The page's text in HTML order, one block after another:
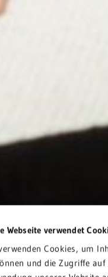
Webseite verwendet
Cookies, um
und die Zugriffe